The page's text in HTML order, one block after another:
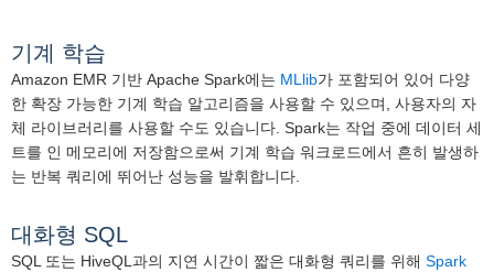
기계 학습
Amazon EMR 기반 Apache Spark에는 MLlib가 포함되어 있어 다양
한 확장 가능한 기계 학습 알고리즘을 사용할 수 있으며, 사용자의 자
체 라이브러리를 사용할 수도 있습니다. Spark는 작업 중에 데이터 세
트를 인 메모리에 저장함으로써 기계 학습 워크로드에서 흔히 발생하
는 반복 쿼리에 뛰어난 성능을 발휘합니다.
대화형 SQL
SQL 또는 HiveQL과의 지연 시간이 짧은 대화형 쿼리를 위해 Spark